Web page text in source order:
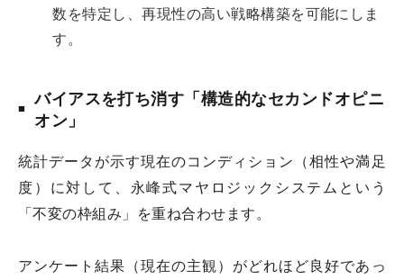
数を特定し、再現性の高い戦略構築を可能にしま
す。
バイアスを打ち消す「構造的なセカンドオピニ
オン」
統計データが示す現在のコンディション（相性や満足
度）に対して、永峰式マヤロジックシステムという
「不変の枠組み」を重ね合わせます。
アンケート結果（現在の主観）がどれほど良好であっ